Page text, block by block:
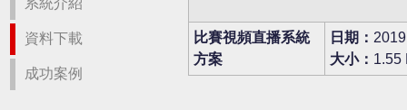
系統介紹
資料下載
成功案例
比賽視頻直播系統
方案
日期：
大小： 1.55